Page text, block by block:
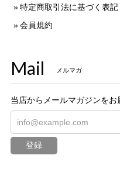
特定商取引法に基づく表記
会員規約
Mail メルマガ
当店からメールマガジンをお
登録